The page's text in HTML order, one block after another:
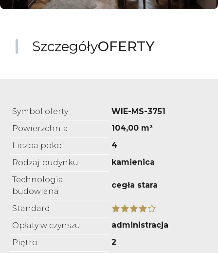
SzczegółyOFERTY
Symbol oferty
WIE-MS-3751
Powierzchnia
104,00 m²
Liczba pokoi
4
Rodzaj budynku
kamienica
Technologia
budowlana
cegła stara
Standard
Opłaty w czynszu
administracja
Piętro
2